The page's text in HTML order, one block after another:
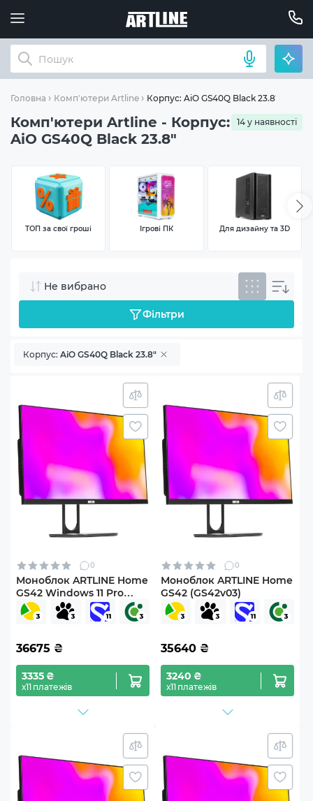
Головна Комп'ютери Artline Корпус: AiO GS40Q Black 23.8"
Комп'ютери Artline - Корпус:
AiO GS40Q Black 23.8"
14 у наявності
ТОП за свої гроші Ігрові ПК Для дизайну та 3D
Не вибрано
Фільтри
Корпус: AiO GS40Q Black 23.8"
0
Моноблок ARTLINE Home
GS42 Windows 11 Pro
(GS42v02Win)
36675 ₴
3335 ₴
х11 платежів
0
Моноблок ARTLINE Home
GS42 (GS42v03)
35640 ₴
3240 ₴
х11 платежів